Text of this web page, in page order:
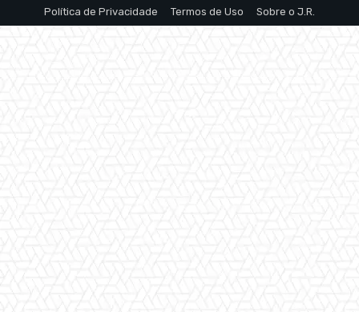
Política de Privacidade
Termos de Uso Sobre o J.R.